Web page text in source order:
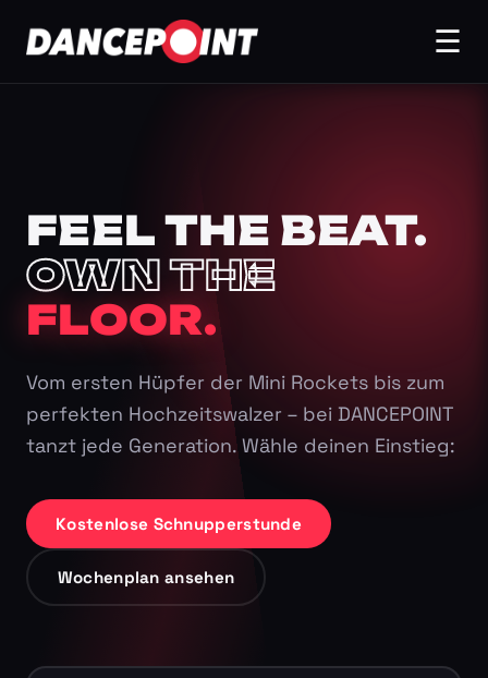
☰
FEEL THE BEAT.
OWN THE
FLOOR.
Vom ersten Hüpfer der Mini Rockets bis zum
perfekten Hochzeitswalzer – bei DANCEPOINT
tanzt jede Generation. Wähle deinen Einstieg:
Kostenlose Schnupperstunde
Wochenplan ansehen